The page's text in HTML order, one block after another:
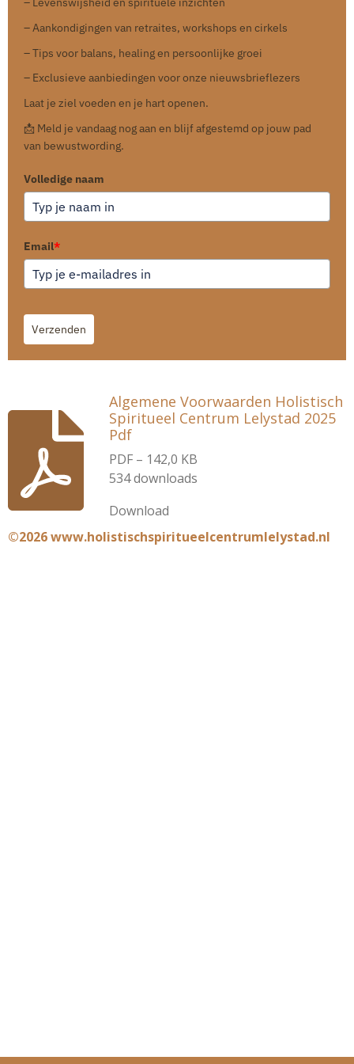
– Aankondigingen van retraites, workshops en cirkels
– Tips voor balans, healing en persoonlijke groei
– Exclusieve aanbiedingen voor onze nieuwsbrieflezers
Laat je ziel voeden en je hart openen.
📩 Meld je vandaag nog aan en blijf afgestemd op jouw pad
van bewustwording.
Volledige naam
Email*
Verzenden
Algemene Voorwaarden Holistisch
Spiritueel Centrum Lelystad 2025
Pdf
PDF – 142,0 KB
534 downloads
Download
©2026 www.holistischspiritueelcentrumlelystad.nl